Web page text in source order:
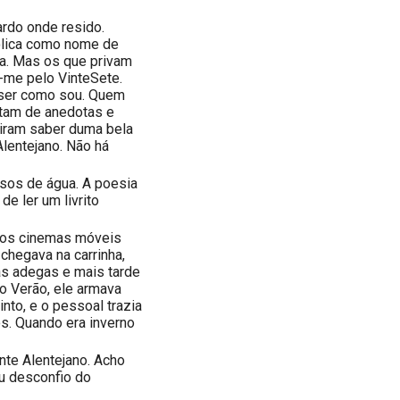
onde resido.
como nome de
Mas os que privam
pelo VinteSete.
como sou. Quem
de anedotas e
saber duma bela
Não há
de água. A poesia
de ler um livrito
cinemas móveis
na carrinha,
adegas e mais tarde
Verão, ele armava
e o pessoal trazia
Quando era inverno
Alentejano. Acho
desconfio do